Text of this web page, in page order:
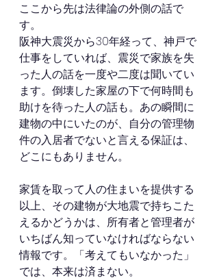
ここから先は法律論の外側の話で
す。
阪神大震災から30年経って、神戸で
仕事をしていれば、震災で家族を失
った人の話を一度や二度は聞いてい
ます。倒壊した家屋の下で何時間も
助けを待った人の話も。あの瞬間に
建物の中にいたのが、自分の管理物
件の入居者でないと言える保証は、
どこにもありません。
家賃を取って人の住まいを提供する
以上、その建物が大地震で持ちこた
えるかどうかは、所有者と管理者が
いちばん知っていなければならない
情報です。「考えてもいなかった」
では、本来は済まない。